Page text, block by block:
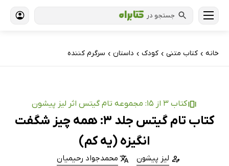
جستجو در
خانه › کتاب‌ متنی › کودک › داستان › سرگرم کننده
کتاب 3 از 15: مجموعه تام گیتس اثر لیز پیشون
کتاب تام گیتس جلد 3: همه چیز شگفت
انگیزه (یه کم)
لیز پیشون محمدجواد رحیمیان